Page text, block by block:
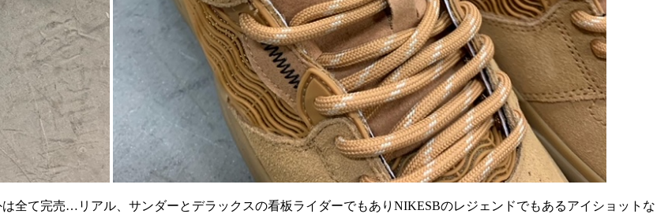
全て完売…リアル、サンダーとデラックスの看板ライダーでもありNIKESBのレジェンドでもあるアイショットな